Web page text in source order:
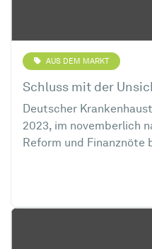
AUS DEM MARKT
Schluss mit der
Deutscher
2023, im novemberlich
Reform und Finanznöte